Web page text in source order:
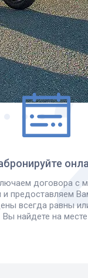
договора с
и предоставляем
всегда равны
Вы найдете на